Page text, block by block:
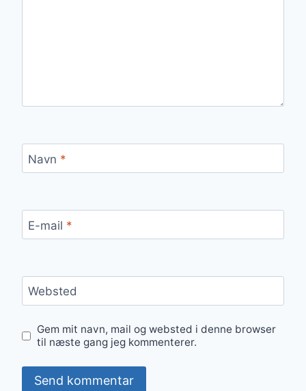
Navn *
E-mail *
Websted
Gem mit navn, mail og websted i denne browser
til næste gang jeg kommenterer.